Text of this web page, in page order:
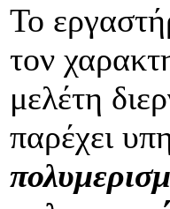
Το
τον
μελέτη
παρέχει